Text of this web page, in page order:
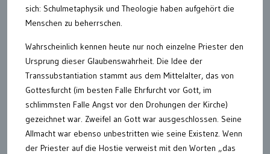
sich: Schulmetaphysik und Theologie haben aufgehört die
Menschen zu beherrschen.
Wahrscheinlich kennen heute nur noch einzelne Priester den
Ursprung dieser Glaubenswahrheit. Die Idee der
Transsubstantiation stammt aus dem Mittelalter, das von
Gottesfurcht (im besten Falle Ehrfurcht vor Gott, im
schlimmsten Falle Angst vor den Drohungen der Kirche)
gezeichnet war. Zweifel an Gott war ausgeschlossen. Seine
Allmacht war ebenso unbestritten wie seine Existenz. Wenn
der Priester auf die Hostie verweist mit den Worten „das